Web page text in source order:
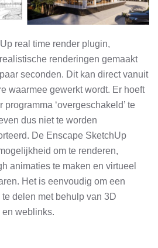
real time render plugin,
renderingen gemaakt
seconden. Dit kan direct vanuit
waarmee gewerkt wordt. Er hoeft
‘overgeschakeld’ te
dus niet te worden
De Enscape SketchUp
om te renderen,
animaties te maken en virtueel
Het is eenvoudig om een
delen met behulp van 3D
en weblinks.